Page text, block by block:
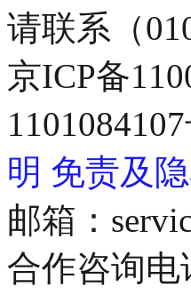
请联系（
京ICP备
明 免责及
邮箱：
合作咨询电